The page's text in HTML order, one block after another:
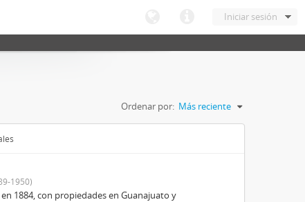
Iniciar sesión
Ordenar por: Más reciente
1950)
1884, con propiedades en Guanajuato y